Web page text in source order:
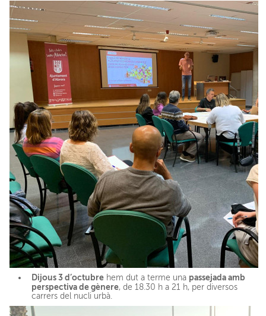
Dijous 3 d’octubre hem dut a terme una passejada amb
perspectiva de gènere, de 18.30 h a 21 h, per diversos
carrers del nucli urbà.